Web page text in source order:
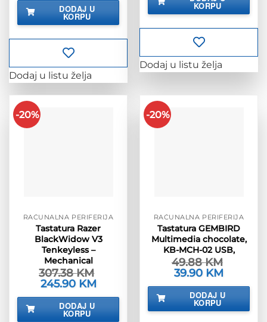
bila
54.88 KM.
je:
43.90 KM.
DODAJ U
KORPU
Dodaj u listu želja
19.43 KM.
KORPU
Dodaj u listu želja
-20%
RAČUNALNA PERIFERIJA
Tastatura Razer
BlackWidow V3
Tenkeyless –
Mechanical
307.38KM
Izvorna
cijena
bila
307.38 KM.
245.90 KM
je:
DODAJ U
KORPU
-20%
RAČUNALNA PERIFERIJA
Tastatura GEMBIRD
Multimedia chocolate,
KB-MCH-02 USB,
49.88KM
Izvorna
cijena
bila
49.88 KM.
39.90 KM
je:
39.90 KM.
DODAJ U
KORPU